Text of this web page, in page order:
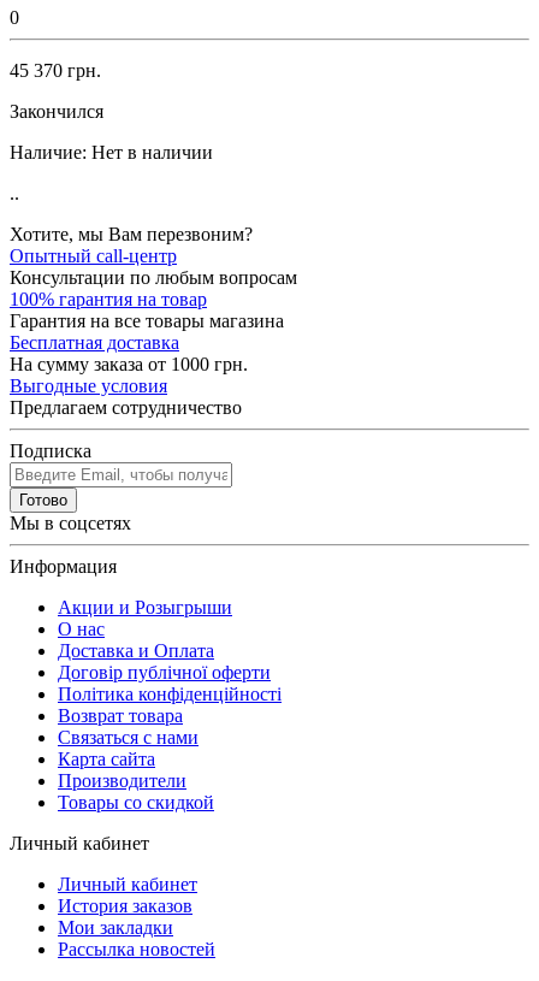
0
45 370 грн.
Закончился
Наличие: Нет в наличии
..
Хотите, мы Вам перезвоним?
Опытный call-центр
Консультации по любым вопросам
100% гарантия на товар
Гарантия на все товары магазина
Бесплатная доставка
На сумму заказа от 1000 грн.
Выгодные условия
Предлагаем сотрудничество
Подписка
Готово
Мы в соцсетях
Информация
Акции и Розыгрыши
О нас
Доставка и Оплата
Договір публічної оферти
Політика конфіденційності
Возврат товара
Связаться с нами
Карта сайта
Производители
Товары со скидкой
Личный кабинет
Личный кабинет
История заказов
Мои закладки
Рассылка новостей